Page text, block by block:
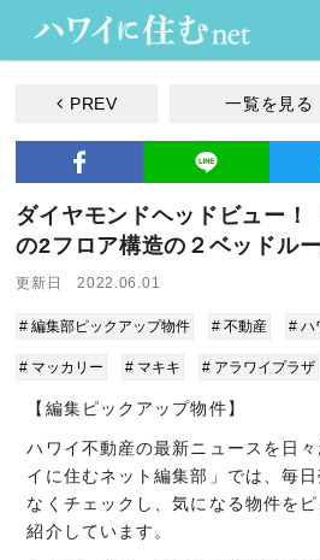
PREV 一覧を見る
ダイヤモンドヘッドビュー！
の2フロア構造の２ベッドル
更新日 2022.06.01
# 編集部ピックアップ物件 # 不動産 # ハ
# マッカリー # マキキ # アラワイプラザ
【編集ピックアップ物件】
ハワイ不動産の最新ニュースを日
イに住むネット編集部」では、毎
なくチェックし、気になる物件を
紹介しています。